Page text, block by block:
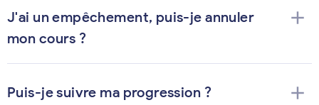
J'ai un empêchement, puis-je annuler
mon cours ?
add
Puis-je suivre ma progression ? add